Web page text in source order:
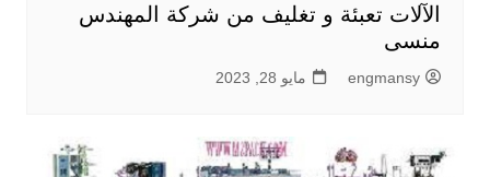
الآلات تعبئة و تغليف من شركة المهندس
منسى
engmansy مايو 28, 2023